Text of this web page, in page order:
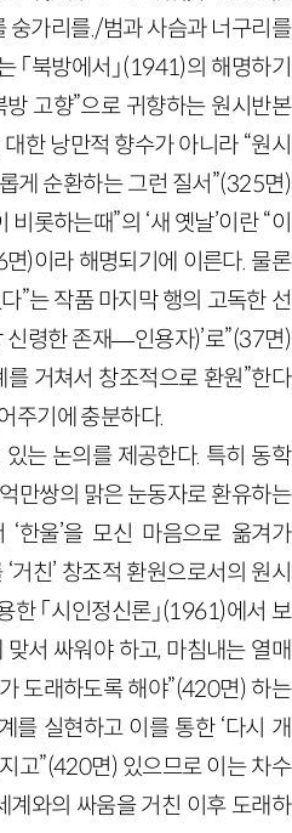
가리를./범과 사슴과 너구리를
북방에서」(1941)의 해명하기
고향”으로 귀향하는 원시반본
한 낭만적 향수가 아니라 “원시
게 순환하는 그런 질서”(325면)
롯하는때”의 ‘새 옛날’이란 “이
)이라 해명되기에 이른다. 물론
”는 작품 마지막 행의 고독한 선
령한 존재—인용자)’로”(37면)
거쳐서 창조적으로 환원”한다
주기에 충분하다.
있는 논의를 제공한다. 특히 동학
만쌍의 맑은 눈동자로 환유하는
한울’을 모신 마음으로 옮겨가
친’ 창조적 환원으로서의 원시
「시인정신론」(1961)에서 보
서 싸워야 하고, 마침내는 열매
도래하도록 해야”(420면) 하는
를 실현하고 이를 통한 ‘다시 개
고”(420면) 있으므로 이는 차수
와의 싸움을 거친 이후 도래하